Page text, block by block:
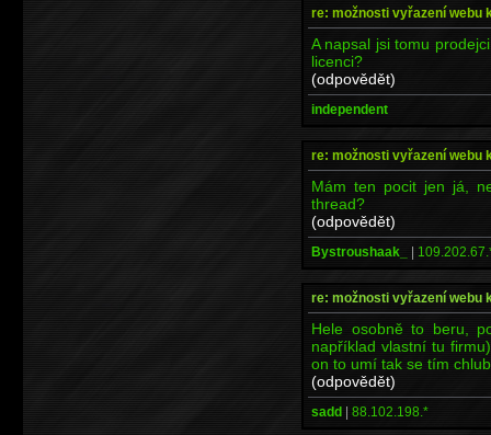
re: možnosti vyřazení webu
A napsal jsi tomu
licenci?
(odpovědět)
independent
re: možnosti vyřazení webu
Mám ten pocit jen já,
thread?
(odpovědět)
Bystroushaak_ |
re: možnosti vyřazení webu
Hele osobně to beru,
například vlastní tu
on to umí tak se tím
(odpovědět)
sadd | 88.102.198.*